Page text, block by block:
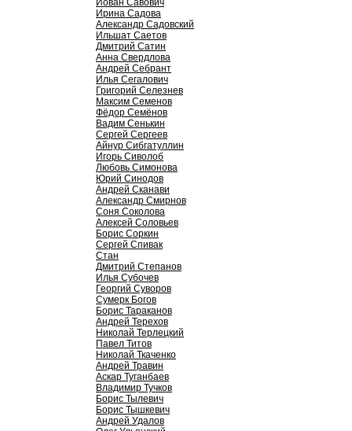
Йован Савович
Ирина Садова
Александр Садовский
Ильшат Саетов
Дмитрий Сатин
Анна Свердлова
Андрей Себрант
Илья Сегалович
Григорий Селезнев
Максим Семенов
Фёдор Семёнов
Вадим Сенькин
Сергей Сергеев
Айнур Сибгатуллин
Игорь Сиволоб
Любовь Симонова
Юрий Синодов
Андрей Сканави
Александр Смирнов
Соня Соколова
Алексей Соловьев
Борис Соркин
Сергей Спивак
Стан
Дмитрий Степанов
Илья Субочев
Георгий Суворов
Сумерк Богов
Борис Тараканов
Андрей Терехов
Николай Терлецкий
Павел Титов
Николай Ткаченко
Андрей Травин
Аскар Туганбаев
Владимир Тучков
Борис Тылевич
Борис Тышкевич
Андрей Удалов